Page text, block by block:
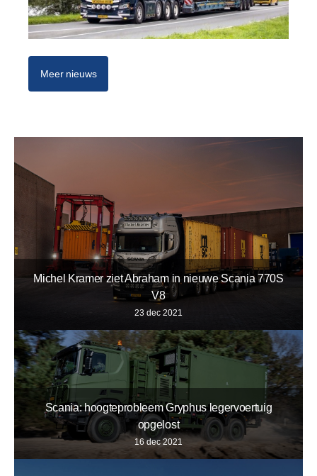
Meer nieuws
Michel Kramer ziet Abraham in nieuwe Scania 770S
V8
23 dec 2021
Scania: hoogteprobleem Gryphus legervoertuig
opgelost
16 dec 2021